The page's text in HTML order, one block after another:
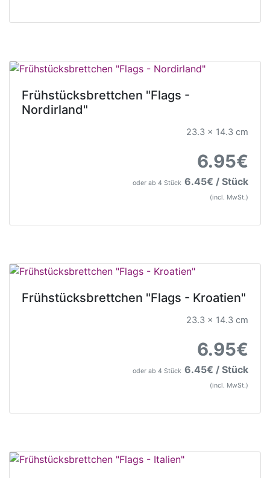
Frühstücksbrettchen "Flags -
Nordirland"
23.3 x 14.3 cm
6.95€
oder ab 4 Stück 6.45€ / Stück
(incl. MwSt.)
Frühstücksbrettchen "Flags - Kroatien"
23.3 x 14.3 cm
6.95€
oder ab 4 Stück 6.45€ / Stück
(incl. MwSt.)